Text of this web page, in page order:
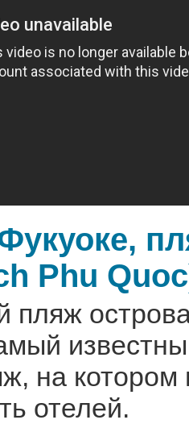
Phu
пляж
на котором
отелей.